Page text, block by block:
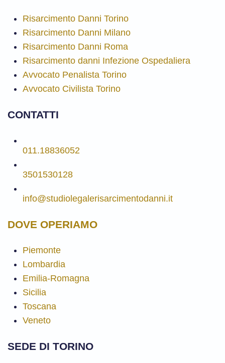
Risarcimento Danni Torino
Risarcimento Danni Milano
Risarcimento Danni Roma
Risarcimento danni Infezione Ospedaliera
Avvocato Penalista Torino
Avvocato Civilista Torino
CONTATTI
011.18836052
3501530128
info@studiolegalerisarcimentodanni.it
DOVE OPERIAMO
Piemonte
Lombardia
Emilia-Romagna
Sicilia
Toscana
Veneto
SEDE DI TORINO